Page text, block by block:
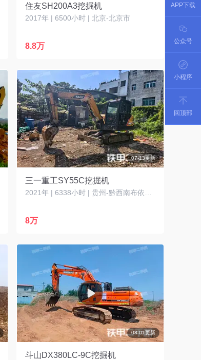
住友SH200A3挖掘机
2017年 | 6500小时 | 北京-北京市
8.8万
07-13更新
三一重工SY55C挖掘机
8万
08-01更新
斗山DX380LC-9C挖掘机
APP下载
公众号
小程序
回顶部